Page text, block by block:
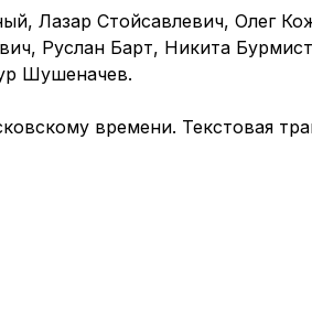
Лазар Стойсавлевич, Олег
Руслан Барт, Никита
Шушеначев.
времени. Текстовая